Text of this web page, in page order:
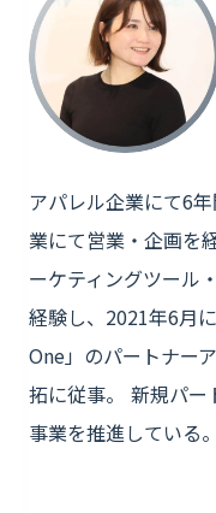
アパレル企業にて6
業にて営業・企画を
ーケティングツール
経験し、2021年6月
One」のパートナー
拓に従事。 新規パー
事業を推進している。